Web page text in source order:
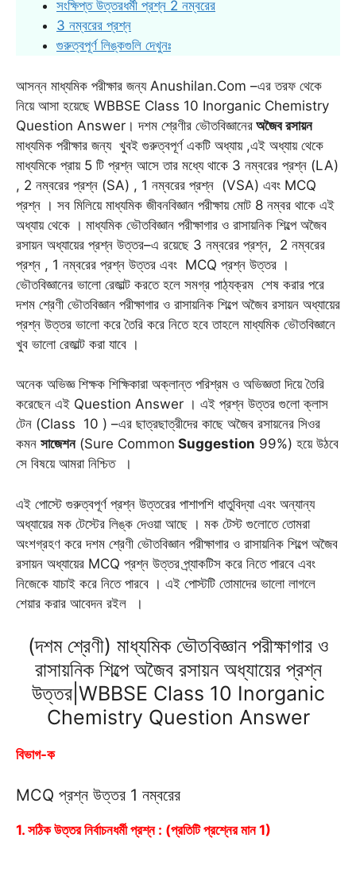
সংক্ষিপ্ত উত্তরধর্মী প্রশ্ন 2 নম্বরের
3 নম্বরের প্রশ্ন
গুরুত্বপূর্ণ লিঙ্কগুলি দেখুনঃ
আসন্ন মাধ্যমিক পরীক্ষার জন্য Anushilan.Com –এর তরফ থেকে
নিয়ে আসা হয়েছে WBBSE Class 10 Inorganic Chemistry
Question Answer। দশম শ্রেণীর ভৌতবিজ্ঞানের অজৈব রসায়ন
মাধ্যমিক পরীক্ষার জন্য খুবই গুরুত্বপূর্ণ একটি অধ্যায় ,এই অধ্যায় থেকে
মাধ্যমিকে প্রায় 5 টি প্রশ্ন আসে তার মধ্যে থাকে 3 নম্বরের প্রশ্ন (LA)
, 2 নম্বরের প্রশ্ন (SA) , 1 নম্বরের প্রশ্ন (VSA) এবং MCQ
প্রশ্ন । সব মিলিয়ে মাধ্যমিক জীবনবিজ্ঞান পরীক্ষায় মোট 8 নম্বর থাকে এই
অধ্যায় থেকে । মাধ্যমিক ভৌতবিজ্ঞান পরীক্ষাগার ও রাসায়নিক শিল্পে অজৈব
রসায়ন অধ্যায়ের প্রশ্ন উত্তর–এ রয়েছে 3 নম্বরের প্রশ্ন, 2 নম্বরের
প্রশ্ন , 1 নম্বরের প্রশ্ন উত্তর এবং MCQ প্রশ্ন উত্তর ।
ভৌতবিজ্ঞানের ভালো রেজাল্ট করতে হলে সমগ্র পাঠ্যক্রম শেষ করার পরে
দশম শ্রেণী ভৌতবিজ্ঞান পরীক্ষাগার ও রাসায়নিক শিল্পে অজৈব রসায়ন অধ্যায়ের
প্রশ্ন উত্তর ভালো করে তৈরি করে নিতে হবে তাহলে মাধ্যমিক ভৌতবিজ্ঞানে
খুব ভালো রেজাল্ট করা যাবে ।
অনেক অভিজ্ঞ শিক্ষক শিক্ষিকারা অক্লান্ত পরিশ্রম ও অভিজ্ঞতা দিয়ে তৈরি
করেছেন এই Question Answer । এই প্রশ্ন উত্তর গুলো ক্লাস
টেন (Class 10 ) –এর ছাত্রছাত্রীদের কাছে অজৈব রসায়নের সিওর
কমন সাজেশন(Sure Common Suggestion 99%) হয়ে উঠবে
সে বিষয়ে আমরা নিশ্চিত ।
এই পোস্টে গুরুত্বপূর্ণ প্রশ্ন উত্তরের পাশাপশি ধাতুবিদ্যা এবং অন্যান্য
অধ্যায়ের মক টেস্টের লিঙ্ক দেওয়া আছে । মক টেস্ট গুলোতে তোমরা
অংশগ্রহণ করে দশম শ্রেণী ভৌতবিজ্ঞান পরীক্ষাগার ও রাসায়নিক শিল্পে অজৈব
রসায়ন অধ্যায়ের MCQ প্রশ্ন উত্তর প্র্যাকটিস করে নিতে পারবে এবং
নিজেকে যাচাই করে নিতে পারবে । এই পোস্টটি তোমাদের ভালো লাগলে
শেয়ার করার আবেদন রইল ।
(দশম শ্রেণী) মাধ্যমিক ভৌতবিজ্ঞান পরীক্ষাগার ও
রাসায়নিক শিল্পে অজৈব রসায়ন অধ্যায়ের প্রশ্ন
উত্তর|WBBSE Class 10 Inorganic
Chemistry Question Answer
বিভাগ-ক
MCQ প্রশ্ন উত্তর 1 নম্বরের
1. সঠিক উত্তর নির্বাচনধর্মী প্রশ্ন : (প্রতিটি প্রশ্নের মান 1)